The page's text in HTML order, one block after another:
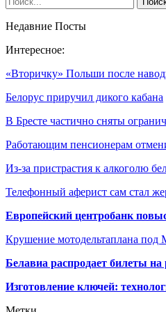
Недавние Посты
Интересное:
«Вторичку» Польши после
Белорус приручил дикого кабана
В Бресте частично сняты
Работающим пенсионерам
Из-за пристрастия к алкоголю
Телефонный аферист сам стал
Европейский центробанк
Крушение мотодельтаплана под
Белавиа распродает билеты
Изготовление ключей: